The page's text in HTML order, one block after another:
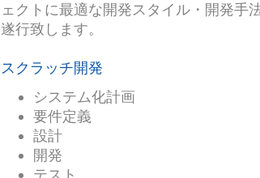
ェクトに最適な開発スタイル・開発手
遂行致します。
スクラッチ開発
システム化計画
要件定義
設計
開発
テスト